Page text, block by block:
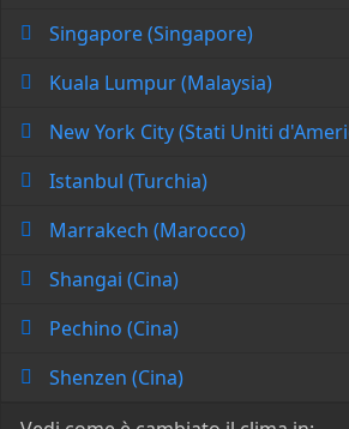
Singapore (Singapore)
Kuala Lumpur (Malaysia)
New York City (Stati Uniti
Istanbul (Turchia)
Marrakech (Marocco)
Shangai (Cina)
Pechino (Cina)
Shenzen (Cina)